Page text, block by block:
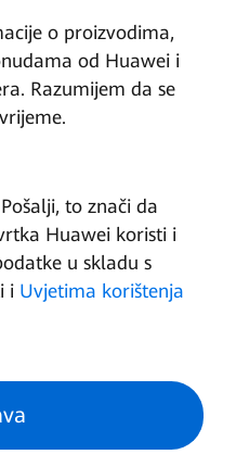
o proizvodima,
od Huawei i
Razumijem da se
to znači da
Huawei koristi i
u skladu s
i Uvjetima korištenja